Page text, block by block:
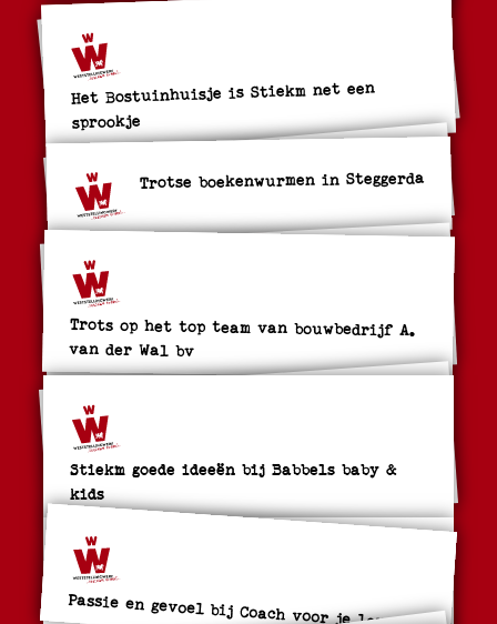
Het Bostuinhuisje is Stiekm net een
sprookje
Trotse boekenwurmen in Steggerda
Trots op het top team van bouwbedrijf A.
van der Wal bv
Stiekm goede ideeën bij Babbels baby &
kids
Passie en gevoel bij Coach voor je leven